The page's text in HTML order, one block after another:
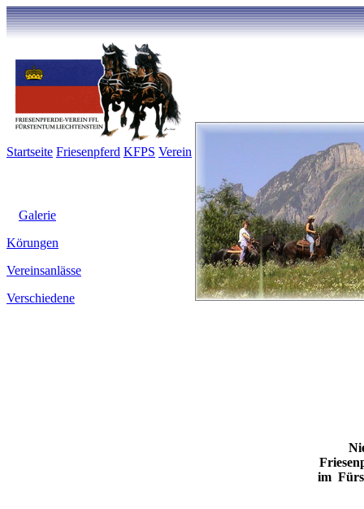
Startseite Friesenpferd KFPS Verein Inserate Links
Galerie
Körungen
Vereinsanlässe
Verschiedene
im